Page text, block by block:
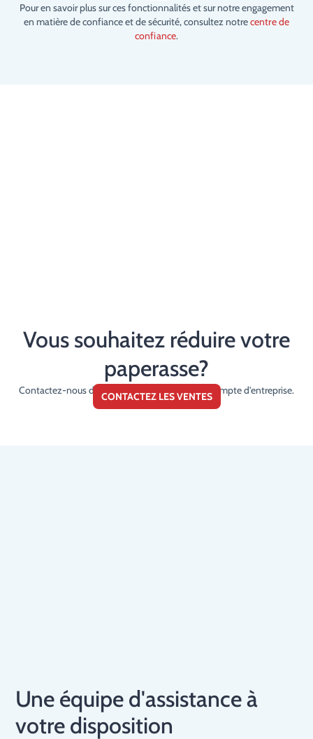
Pour en savoir plus sur ces fonctionnalités et sur notre engagement
en matière de confiance et de sécurité, consultez notrecentre de
confiance.
Vous souhaitez réduire votre
paperasse?
Contactez-nous dès maintenant au sujet d'un compte d'entreprise.
CONTACTEZ LES VENTES
Une équipe d'assistance à
votre disposition